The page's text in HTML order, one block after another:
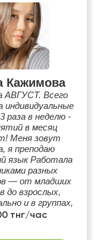
Кажимова
АВГУСТ. Всего
индивидуальные
раза в неделю -
в месяц
Меня зовут
я преподаю
язык Работала
разных
— от младших
до взрослых,
и в группах,
и онлайн. Умею
тнг/час